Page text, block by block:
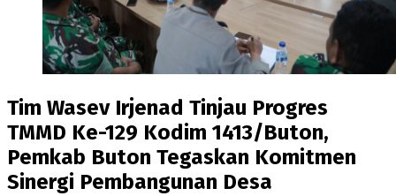
Tim Wasev Irjenad Tinjau Progres
TMMD Ke-129 Kodim 1413/Buton,
Pemkab Buton Tegaskan Komitmen
Sinergi Pembangunan Desa